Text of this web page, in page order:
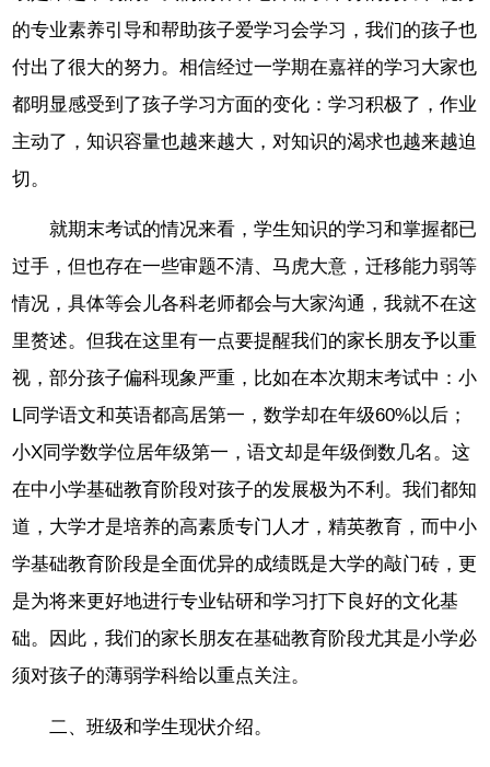
的专业素养引导和帮助孩子爱学习会学习，我们的孩子也
付出了很大的努力。相信经过一学期在嘉祥的学习大家也
都明显感受到了孩子学习方面的变化：学习积极了，作业
主动了，知识容量也越来越大，对知识的渴求也越来越迫
切。
就期末考试的情况来看，学生知识的学习和掌握都已
过手，但也存在一些审题不清、马虎大意，迁移能力弱等
情况，具体等会儿各科老师都会与大家沟通，我就不在这
里赘述。但我在这里有一点要提醒我们的家长朋友予以重
视，部分孩子偏科现象严重，比如在本次期末考试中：小
L同学语文和英语都高居第一，数学却在年级60%以后；
小X同学数学位居年级第一，语文却是年级倒数几名。这
在中小学基础教育阶段对孩子的发展极为不利。我们都知
道，大学才是培养的高素质专门人才，精英教育，而中小
学基础教育阶段是全面优异的成绩既是大学的敲门砖，更
是为将来更好地进行专业钻研和学习打下良好的文化基
础。因此，我们的家长朋友在基础教育阶段尤其是小学必
须对孩子的薄弱学科给以重点关注。
二、班级和学生现状介绍。